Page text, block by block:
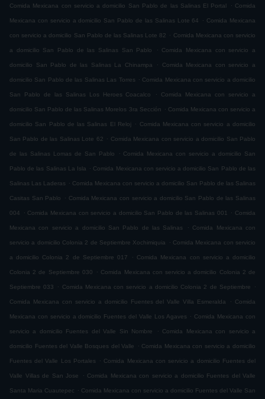
Comida Mexicana con servicio a domicilio San Pablo de las Salinas El Portal . Comida
Mexicana con servicio a domicilio San Pablo de las Salinas Lote 64 . Comida Mexicana
con servicio a domicilio San Pablo de las Salinas Lote 82 . Comida Mexicana con servicio
a domicilio San Pablo de las Salinas San Pablo . Comida Mexicana con servicio a
domicilio San Pablo de las Salinas La Chinampa . Comida Mexicana con servicio a
domicilio San Pablo de las Salinas Las Torres . Comida Mexicana con servicio a domicilio
San Pablo de las Salinas Los Heroes Coacalco . Comida Mexicana con servicio a
domicilio San Pablo de las Salinas Morelos 3ra Sección . Comida Mexicana con servicio a
domicilio San Pablo de las Salinas El Reloj . Comida Mexicana con servicio a domicilio
San Pablo de las Salinas Lote 62 . Comida Mexicana con servicio a domicilio San Pablo
de las Salinas Lomas de San Pablo . Comida Mexicana con servicio a domicilio San
Pablo de las Salinas La Isla . Comida Mexicana con servicio a domicilio San Pablo de las
Salinas Las Laderas . Comida Mexicana con servicio a domicilio San Pablo de las Salinas
Casitas San Pablo . Comida Mexicana con servicio a domicilio San Pablo de las Salinas
004 . Comida Mexicana con servicio a domicilio San Pablo de las Salinas 001 . Comida
Mexicana con servicio a domicilio San Pablo de las Salinas . Comida Mexicana con
servicio a domicilio Colonia 2 de Septiembre Xochimiquia . Comida Mexicana con servicio
a domicilio Colonia 2 de Septiembre 017 . Comida Mexicana con servicio a domicilio
Colonia 2 de Septiembre 030 . Comida Mexicana con servicio a domicilio Colonia 2 de
Septiembre 033 . Comida Mexicana con servicio a domicilio Colonia 2 de Septiembre .
Comida Mexicana con servicio a domicilio Fuentes del Valle Villa Esmeralda . Comida
Mexicana con servicio a domicilio Fuentes del Valle Los Agaves . Comida Mexicana con
servicio a domicilio Fuentes del Valle Sin Nombre . Comida Mexicana con servicio a
domicilio Fuentes del Valle Bosques del Valle . Comida Mexicana con servicio a domicilio
Fuentes del Valle Los Portales . Comida Mexicana con servicio a domicilio Fuentes del
Valle Villas de San Jose . Comida Mexicana con servicio a domicilio Fuentes del Valle
Santa Maria Cuautepec . Comida Mexicana con servicio a domicilio Fuentes del Valle San